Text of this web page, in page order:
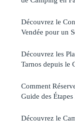
Découvrez le
Vendée pour un
Découvrez les
Tarnos depuis le
Comment
Guide des
Découvrez le